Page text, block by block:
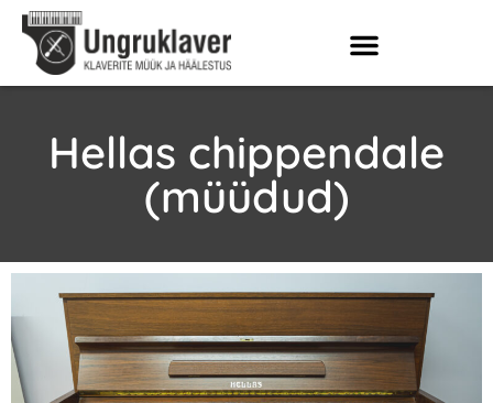
Hellas chippendale
(müüdud)